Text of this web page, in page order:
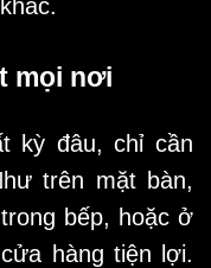
mọi nơi
kỳ đâu, chỉ cần
trên mặt bàn,
bếp, hoặc ở
hàng tiện lợi.